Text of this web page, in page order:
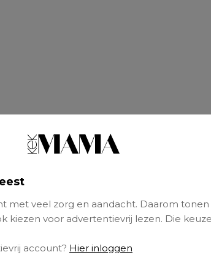
met veel zorg en aandacht. Daarom tonen
kiezen voor advertentievrij lezen. Die
account? Hier inloggen